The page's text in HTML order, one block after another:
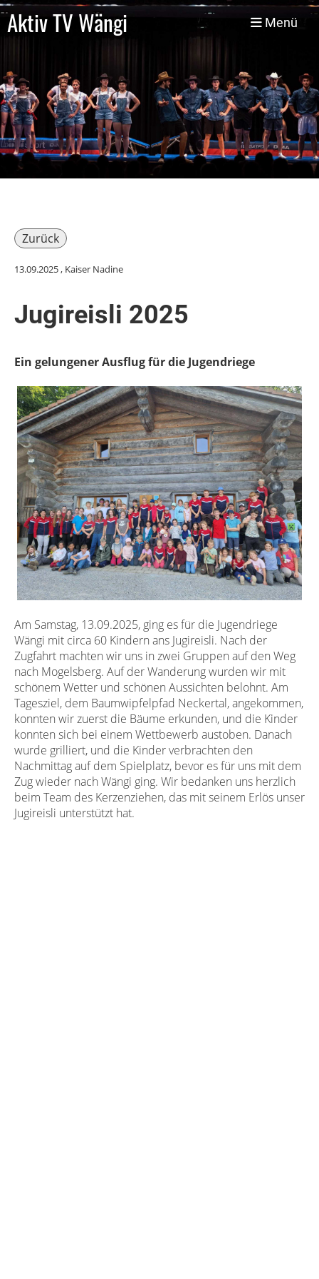
Aktiv TV Wängi Menü
Zurück
13.09.2025, Kaiser Nadine
Jugireisli 2025
Ein gelungener Ausflug für die Jugendriege
Am Samstag, 13.09.2025, ging es für die Jugendriege
Wängi mit circa 60 Kindern ans Jugireisli. Nach der
Zugfahrt machten wir uns in zwei Gruppen auf den Weg
nach Mogelsberg. Auf der Wanderung wurden wir mit
schönem Wetter und schönen Aussichten belohnt. Am
Tagesziel, dem Baumwipfelpfad Neckertal, angekommen,
konnten wir zuerst die Bäume erkunden, und die Kinder
konnten sich bei einem Wettbewerb austoben. Danach
wurde grilliert, und die Kinder verbrachten den
Nachmittag auf dem Spielplatz, bevor es für uns mit dem
Zug wieder nach Wängi ging. Wir bedanken uns herzlich
beim Team des Kerzenziehen, das mit seinem Erlös unser
Jugireisli unterstützt hat.